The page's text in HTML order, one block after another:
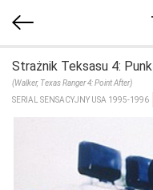
Strażnik Teksasu 4:
(Walker, Texas Ranger 4: Point After)
SERIAL SENSACYJNY USA 1995-1996